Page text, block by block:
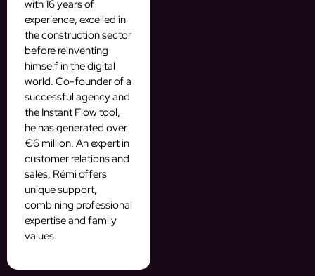
with 16 years of
experience, excelled in
the construction sector
before reinventing
himself in the digital
world. Co-founder of a
successful agency and
the Instant Flow tool,
he has generated over
€6 million. An expert in
customer relations and
sales, Rémi offers
unique support,
combining professional
expertise and family
values.